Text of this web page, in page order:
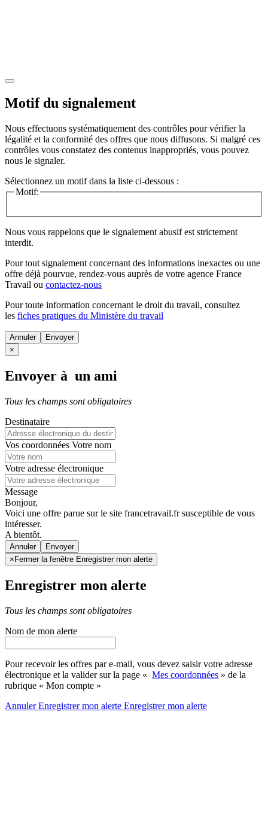
Motif du signalement
Nous effectuons systématiquement des contrôles pour vérifier la
légalité et la conformité des offres que nous diffusons. Si malgré ces
contrôles vous constatez des contenus inappropriés, vous pouvez
nous le signaler.
Sélectionnez un motif dans la liste ci-dessous :
Motif:
Nous vous rappelons que le signalement abusif est strictement
interdit.
Pour tout signalement concernant des informations inexactes ou une
offre déjà pourvue, rendez-vous auprès de votre agence France
Travail ou contactez-nous
Pour toute information concernant le droit du travail, consultez
les fiches pratiques du Ministère du travail
Annuler
×
Envoyer à un ami
Tous les champs sont obligatoires
Destinataire
Vos coordonnées Votre nom
Votre adresse électronique
Message
Bonjour,
Voici une offre parue sur le site francetravail.fr susceptible de vous
intéresser.
A bientôt.
Annuler
× Fermer la fenêtre Enregistrer mon alerte
Enregistrer mon alerte
Tous les champs sont obligatoires
Nom de mon alerte
Pour recevoir les offres par e-mail, vous devez saisir votre adresse
électronique et la valider sur la page « Mes coordonnées » de la
rubrique « Mon compte »
AnnulerEnregistrer mon alerte Enregistrermon alerte